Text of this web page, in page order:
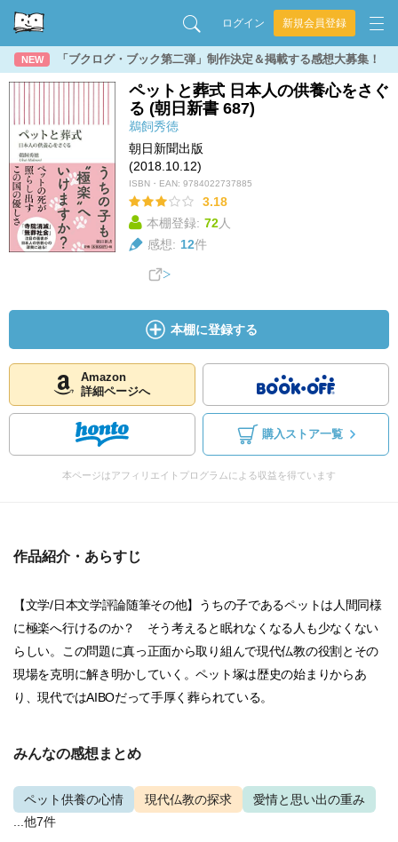
ログイン 新規会員登録
NEW 「ブクログ・ブック第二弾」制作決定＆掲載する感想大募集！
ペットと葬式 日本人の供養心をさぐ
る (朝日新書 687)
鵜飼秀徳
朝日新聞出版
(2018.10.12)
ISBN・EAN: 9784022737885
3.18
本棚登録: 72人
感想: 12件
本棚に登録する
Amazon
詳細ページへ
購入ストア一覧
本ページはアフィリエイトプログラムによる収益を得ています
作品紹介・あらすじ
【文学/日本文学評論随筆その他】うちの子であるペットは人間同様
に極楽へ行けるのか？ そう考えると眠れなくなる人も少なくない
らしい。この問題に真っ正面から取り組んで現代仏教の役割とその
現場を克明に解き明かしていく。ペット塚は歴史の始まりからあ
り、現代ではAIBOだって手厚く葬られている。
みんなの感想まとめ
ペット供養の心情 現代仏教の探求
愛情と思い出の重み
...他7件